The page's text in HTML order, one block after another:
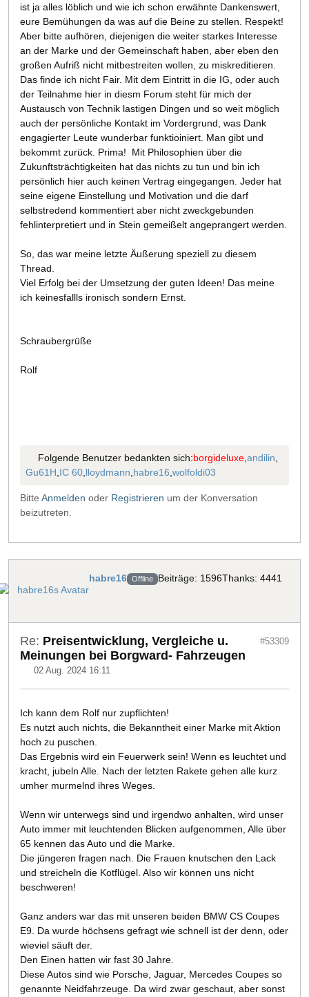
ist ja alles löblich und wie ich schon erwähnte Dankenswert,
eure Bemühungen da was auf die Beine zu stellen. Respekt!
Aber bitte aufhören, diejenigen die weiter starkes Interesse
an der Marke und der Gemeinschaft haben, aber eben den
großen Aufriß nicht mitbestreiten wollen, zu miskreditieren.
Das finde ich nicht Fair. Mit dem Eintritt in die IG, oder auch
der Teilnahme hier in diesm Forum steht für mich der
Austausch von Technik lastigen Dingen und so weit möglich
auch der persönliche Kontakt im Vordergrund, was Dank
engagierter Leute wunderbar funktioiniert. Man gibt und
bekommt zurück. Prima! Mit Philosophien über die
Zukunftsträchtigkeiten hat das nichts zu tun und bin ich
persönlich hier auch keinen Vertrag eingegangen. Jeder hat
seine eigene Einstellung und Motivation und die darf
selbstredend kommentiert aber nicht zweckgebunden
fehlinterpretiert und in Stein gemeißelt angeprangert werden.
So, das war meine letzte Äußerung speziell zu diesem
Thread.
Viel Erfolg bei der Umsetzung der guten Ideen! Das meine
ich keinesfallls ironisch sondern Ernst.
Schraubergrüße
Rolf
Folgende Benutzer bedankten sich:borgideluxe,andilin,
Gu61H,IC 60,lloydmann,habre16,wolfoldi03
Bitte Anmelden oder Registrieren um der Konversation
beizutreten.
habre16 Offline Beiträge: 1596Thanks: 4441
Re: Preisentwicklung, Vergleiche u.
Meinungen bei Borgward- Fahrzeugen
02 Aug. 2024 16:11
#53309
Ich kann dem Rolf nur zupflichten!
Es nutzt auch nichts, die Bekanntheit einer Marke mit Aktion
hoch zu puschen.
Das Ergebnis wird ein Feuerwerk sein! Wenn es leuchtet und
kracht, jubeln Alle. Nach der letzten Rakete gehen alle kurz
umher murmelnd ihres Weges.
Wenn wir unterwegs sind und irgendwo anhalten, wird unser
Auto immer mit leuchtenden Blicken aufgenommen, Alle über
65 kennen das Auto und die Marke.
Die jüngeren fragen nach. Die Frauen knutschen den Lack
und streicheln die Kotflügel. Also wir können uns nicht
beschweren!
Ganz anders war das mit unseren beiden BMW CS Coupes
E9. Da wurde höchsens gefragt wie schnell ist der denn, oder
wieviel säuft der.
Den Einen hatten wir fast 30 Jahre.
Diese Autos sind wie Porsche, Jaguar, Mercedes Coupes so
genannte Neidfahrzeuge. Da wird zwar geschaut, aber sonst